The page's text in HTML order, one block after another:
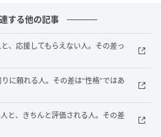
に“困ったときだけ頼る”状態だ
たいとは思わなくなります。
は、特別に甘えるのがうまい
めに共有すること、感謝を返
気を配ることを積み重ねること
空気”をつくっていきましょう。
ています
する他の記事
、応援してもらえない人。その差っ
に頼れる人。その差は“性格”ではあ
と、きちんと評価される人。その差